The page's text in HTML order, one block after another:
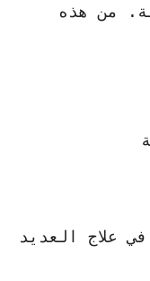
من هذه
علاج العديد